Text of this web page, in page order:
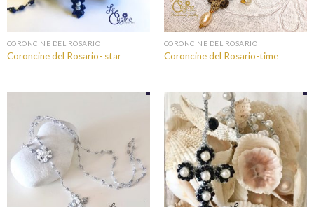
CORONCINE DEL ROSARIO
Coroncine del Rosario- star
CORONCINE DEL ROSARIO
Coroncine del Rosario-time